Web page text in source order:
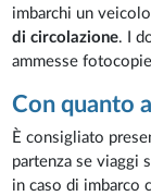
imbarchi un
di circolazione. I
ammesse
Con quanto
È consigliato
partenza se viaggi
in caso di imbarco